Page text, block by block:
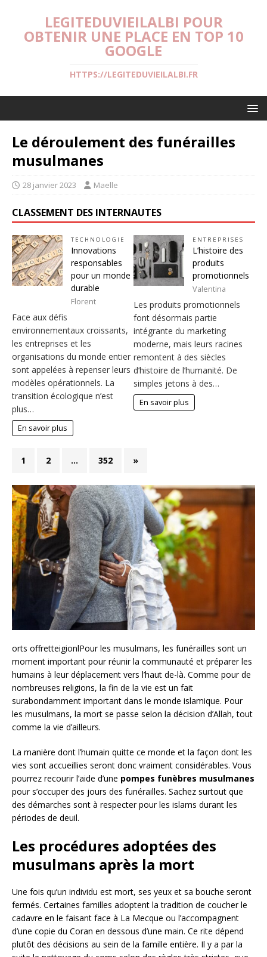
LEGITEDUVIEILALBI POUR
OBTENIR UNE PLACE EN TOP 10
GOOGLE
HTTPS://LEGITEDUVIEILALBI.FR
Le déroulement des funérailles
musulmanes
28 janvier 2023 Maelle
CLASSEMENT DES INTERNAUTES
TECHNOLOGIE
Innovations
responsables
pour un monde
durable
Florent
Face aux défis
environnementaux croissants,
les entreprises et les
organisations du monde entier
sont appelées à repenser leurs
modèles opérationnels. La
transition écologique n’est
plus…
En savoir plus
ENTREPRISES
L’histoire des
produits
promotionnels
Valentina
Les produits promotionnels
font désormais partie
intégrante du marketing
moderne, mais leurs racines
remontent à des siècles
d’histoire de l’humanité. De
simples jetons à des…
En savoir plus
1 2 … 352 »
orts offretteigionlPour les musulmans, les funérailles sont un
moment important pour réunir la communauté et préparer les
humains à leur déplacement vers l’haut de-là. Comme pour de
nombreuses religions, la fin de la vie est un fait
surabondamment important dans le monde islamique. Pour
les musulmans, la mort se passe selon la décision d’Allah, tout
comme la vie d’ailleurs.
La manière dont l’humain quitte ce monde et la façon dont les
vies sont accueillies seront donc vraiment considérables. Vous
pourrez recourir l’aide d’une pompes funèbres musulmanes
pour s’occuper des jours des funérailles. Sachez surtout que
des démarches sont à respecter pour les islams durant les
périodes de deuil.
Les procédures adoptées des
musulmans après la mort
Une fois qu’un individu est mort, ses yeux et sa bouche seront
fermés. Certaines familles adoptent la tradition de coucher le
cadavre en le faisant face à La Mecque ou l’accompagnent
d’une copie du Coran en dessous d’une main. Ce rite dépend
plutôt des décisions au sein de la famille entière. Il y a par la